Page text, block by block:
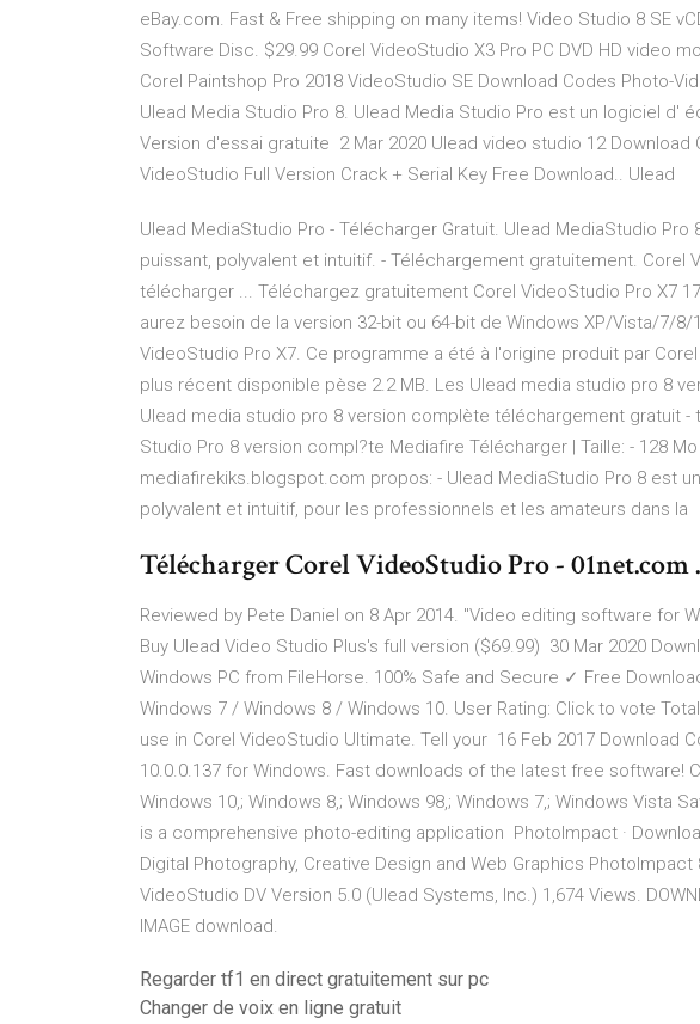
eBay.com. Fast & Free shipping on many items! Video Studio 8 SE
Software Disc. $29.99 Corel VideoStudio X3 Pro PC DVD HD video
Corel Paintshop Pro 2018 VideoStudio SE Download Codes Photo-
Ulead Media Studio Pro 8. Ulead Media Studio Pro est un logiciel d'
Version d'essai gratuite 2 Mar 2020 Ulead video studio 12 Download
VideoStudio Full Version Crack + Serial Key Free Download.. Ulead
Ulead MediaStudio Pro - Télécharger Gratuit. Ulead MediaStudio
puissant, polyvalent et intuitif. - Téléchargement gratuitement. Corel
télécharger ... Téléchargez gratuitement Corel VideoStudio Pro X7
aurez besoin de la version 32-bit ou 64-bit de Windows XP/Vista/7/
VideoStudio Pro X7. Ce programme a été à l'origine produit par
plus récent disponible pèse 2.2 MB. Les Ulead media studio pro 8
Ulead media studio pro 8 version complète téléchargement gratuit -
Studio Pro 8 version compl?te Mediafire Télécharger | Taille: - 128
mediafirekiks.blogspot.com propos: - Ulead MediaStudio Pro 8 est
polyvalent et intuitif, pour les professionnels et les amateurs dans la
Télécharger Corel VideoStudio Pro - 01net.com
Reviewed by Pete Daniel on 8 Apr 2014. "Video editing software for
Buy Ulead Video Studio Plus's full version ($69.99) 30 Mar 2020
Windows PC from FileHorse. 100% Safe and Secure ✓ Free
Windows 7 / Windows 8 / Windows 10. User Rating: Click to vote
use in Corel VideoStudio Ultimate. Tell your 16 Feb 2017 Download
10.0.0.137 for Windows. Fast downloads of the latest free software!
Windows 10,; Windows 8,; Windows 98,; Windows 7,; Windows Vista
is a comprehensive photo-editing application PhotoImpact ·
Digital Photography, Creative Design and Web Graphics
VideoStudio DV Version 5.0 (Ulead Systems, Inc.) 1,674 Views.
IMAGE download.
Regarder tf1 en direct gratuitement sur pc
Changer de voix en ligne gratuit